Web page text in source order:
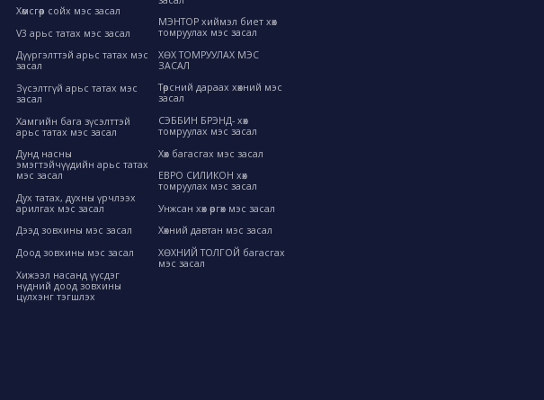
Хөмсгөөр сойх мэс засал
V3 арьс татах мэс засал
Дүүргэлттэй арьс татах мэс
засал
Зүсэлтгүй арьс татах мэс
засал
Хамгийн бага зүсэлттэй
арьс татах мэс засал
Дунд насны
эмэгтэйчүүдийн арьс татах
мэс засал
Дух татах, духны үрчлээх
арилгах мэс засал
Дээд зовхины мэс засал
Доод зовхины мэс засал
Хижээл насанд үүсдэг
нүдний доод зовхины
цүлхэнг тэгшлэх
МЭНТОР хиймэл биет хөх
томруулах мэс засал
ХӨХ ТОМРУУЛАХ МЭС
ЗАСАЛ
Төрсний дараах хөхний мэс
засал
СЭББИН БРЭНД- хөх
томруулах мэс засал
Хөх багасгах мэс засал
ЕВРО СИЛИКОН хөх
томруулах мэс засал
Унжсан хөх өргөх мэс засал
Хөхний давтан мэс засал
ХӨХНИЙ ТОЛГОЙ багасгах
мэс засал